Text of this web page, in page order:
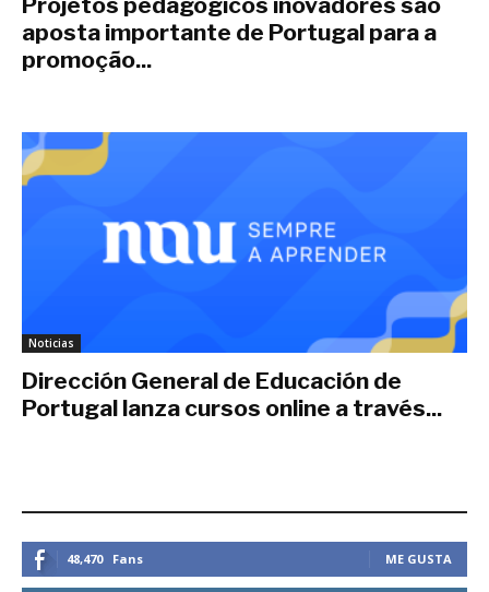
aposta importante de Portugal para a
promoção...
Noticias
Dirección General de Educación de
Portugal lanza cursos online a través...
48,470 Fans ME GUSTA